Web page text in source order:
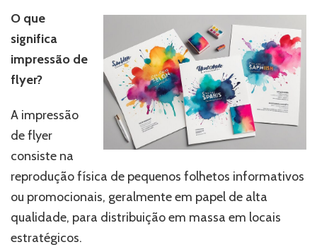
O que
significa
impressão de
flyer?
A impressão
de flyer
consiste na
reprodução física de pequenos folhetos informativos
ou promocionais, geralmente em papel de alta
qualidade, para distribuição em massa em locais
estratégicos.